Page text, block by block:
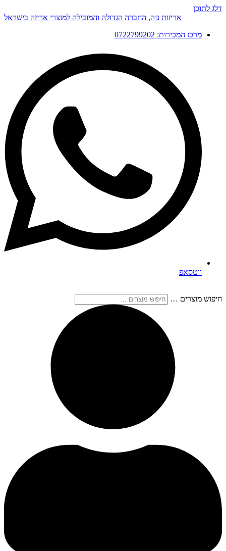
דלג לתוכן
אריזות נוה, החברה הגדולה והמובילה למוצרי אריזה בישראל
מרכז המכירות: 0722799202
ווטסאפ
חיפוש מוצרים …